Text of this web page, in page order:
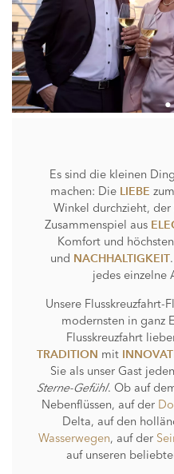
Es sind die kleinen
machen: Die LIEBE
Winkel durchzieht, der
Zusammenspiel aus
Komfort und
und NACHHALTIGKEIT
jedes einzelne
Unsere Flusskreuzfahrt-
modernsten in ganz
Flusskreuzfahrt
TRADITION mit
Sie als unser Gast
Sterne-Gefühl. Ob auf
Nebenflüssen, auf der
Delta, auf den
Wasserwegen, auf der
auf unseren